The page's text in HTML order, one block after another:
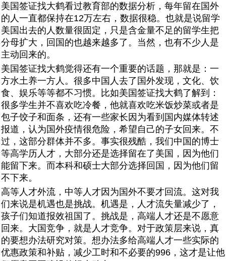
美国签证找大鹤看过教育部的数据分析，每年留在国外
的人一直都保持在12万左右，数据很稳。也就是说留学
美国出去的人数量很固定，只是含金量不足的留学生把
分母扩大，回国的也越来越多了。当然，也有不少人是
主动回来的。
美国签证找大鹤觉得还有一个重要的话题，那就是：一
方水土养一方人。很多中国人去了国外发现，文化、饮
食、娱乐等等都不习惯。比如美国签证找大鹤了解到：
很多学生并不喜欢吃冷餐，他就喜欢吃米饭炒菜或者是
包子饺子和面条，还有一些家长因为看到国内媒体转述
报道，认为国外疫情很危险，希望自己的子女回来。不
过，这部分群体并不多。事实很残酷，我们中国的博士
等高学历人才，大部分还是选择留在了美国，因为他们
能留下来。而本科和硕士大部分选择回国，因为他们留
不下来。
高等人才外流，中等人才因为国外不要才回流。这对我
们来说是机遇也是挑战。机遇是，人才流失量减少了，
孩子们知道报效祖国了。挑战是，高端人才还是不愿意
回来。大国竞争，就是人才竞争。对于政策层来说，真
的要想办法研究对策。想办法多给高端人才一些实际的
优惠政策和补贴，减少工时和不必要的996，这才是让他